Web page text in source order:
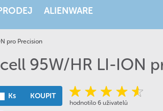
ALIENWARE
pro Precision
95W/HR LI-ION
Ks KOUPIT
hodnotilo 6 uživatelů